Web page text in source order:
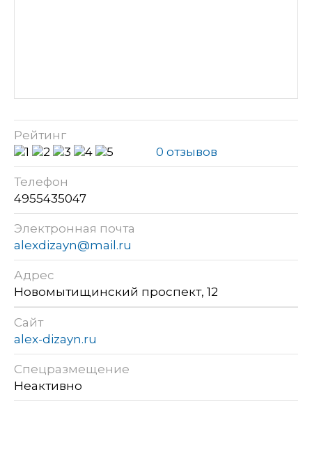
Рейтинг
0 отзывов
Телефон
4955435047
Электронная почта
alexdizayn@mail.ru
Адрес
Новомытищинский проспект, 12
Сайт
alex-dizayn.ru
Спецразмещение
Неактивно